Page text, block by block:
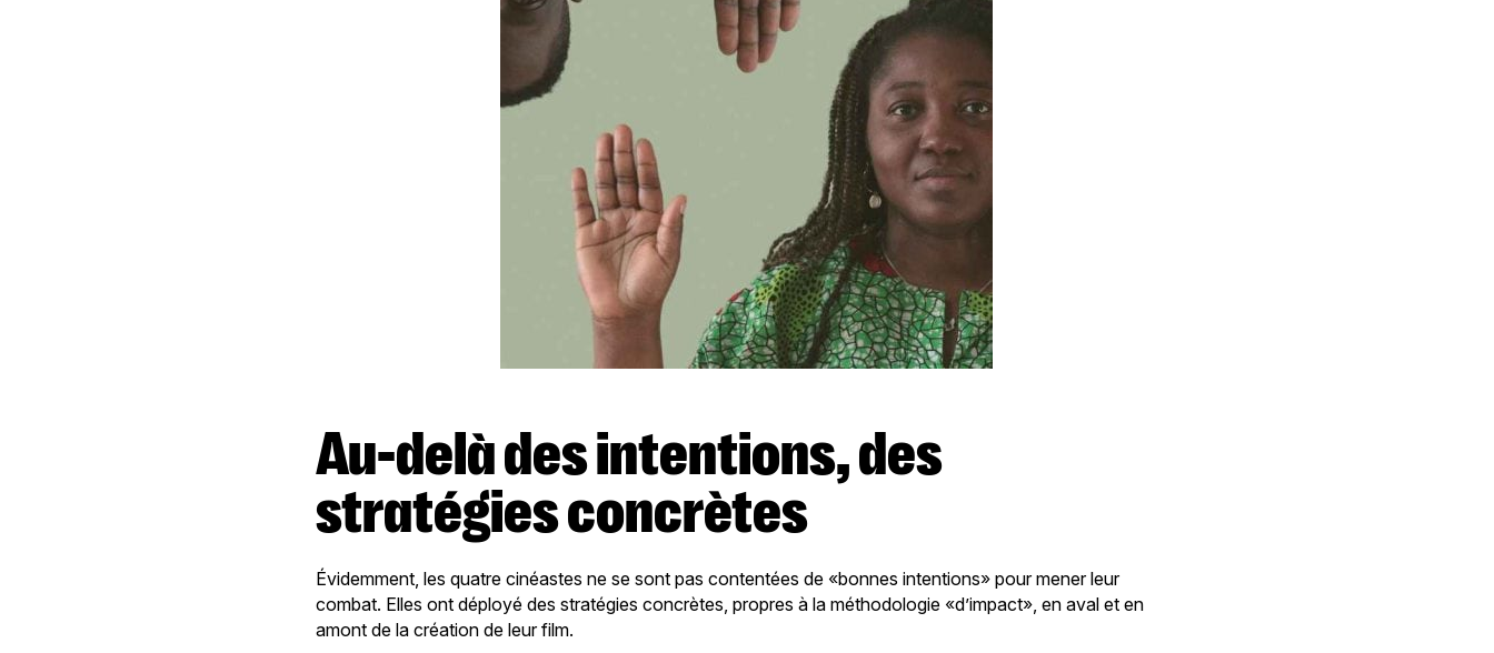
Au-delà des intentions, des
stratégies concrètes
Évidemment, les quatre cinéastes ne se sont pas contentées de «bonnes intentions» pour mener leur
combat. Elles ont déployé des stratégies concrètes, propres à la méthodologie «d’impact», en aval et en
amont de la création de leur film.